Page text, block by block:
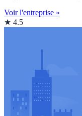
Voir l'entreprise »
★ 4.5